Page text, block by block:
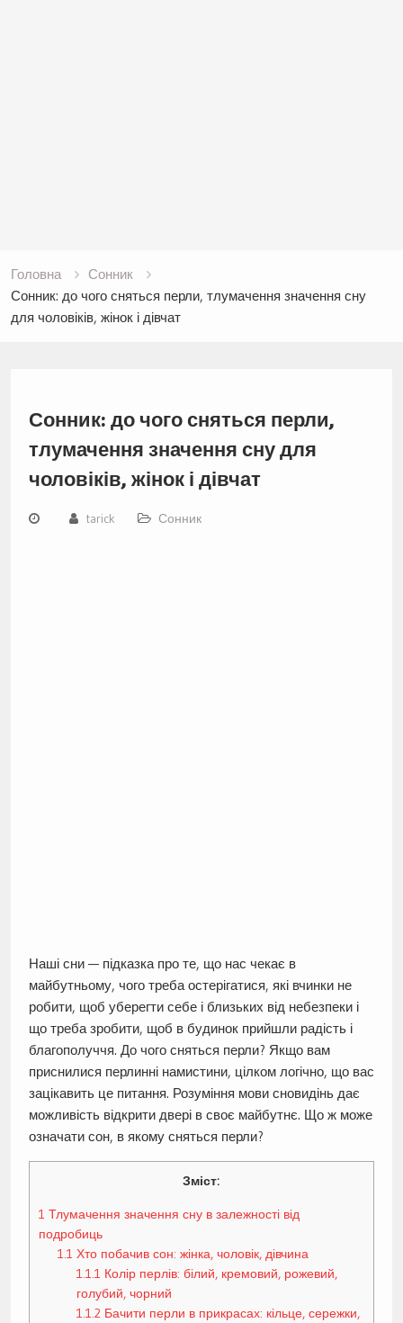
Головна
Сонник
Сонник: до чого сняться перли, тлумачення значення сну
для чоловіків, жінок і дівчат
Сонник: до чого сняться перли,
тлумачення значення сну для
чоловіків, жінок і дівчат
tarick Сонник
Наші сни — підказка про те, що нас чекає в
майбутньому, чого треба остерігатися, які вчинки не
робити, щоб уберегти себе і близьких від небезпеки і
що треба зробити, щоб в будинок прийшли радість і
благополуччя. До чого сняться перли? Якщо вам
приснилися перлинні намистини, цілком логічно, що вас
зацікавить це питання. Розуміння мови сновидінь дає
можливість відкрити двері в своє майбутнє. Що ж може
означати сон, в якому сняться перли?
Зміст:
1 Тлумачення значення сну в залежності від
подробиць
1.1 Хто побачив сон: жінка, чоловік, дівчина
1.1.1 Колір перлів: білий, кремовий, рожевий,
голубий, чорний
1.1.2 Бачити перли в прикрасах: кільце, сережки,